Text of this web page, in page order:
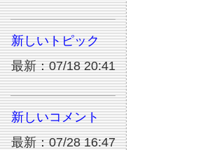
新しいトピック
最新：07/18 20:41
新しいコメント
最新：07/28 16:47